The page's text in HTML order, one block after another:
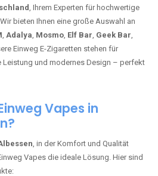
, Ihrem Experten für hochwertige
bieten Ihnen eine große Auswahl an
, Adalya, Mosmo, Elf Bar, Geek Bar,
Einweg E-Zigaretten stehen für
Leistung und modernes Design – perfekt
Vapes in
, in der Komfort und Qualität
Vapes die ideale Lösung. Hier sind